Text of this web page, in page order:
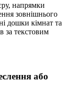
напрямки
зовнішнього
дошки кімнат та
за текстовим
або